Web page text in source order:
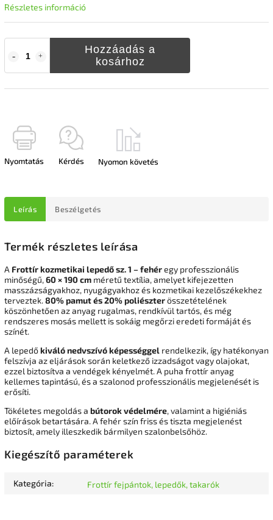
Hozzáadás a
kosárhoz
Részletes információ
Nyomtatás Kérdés Nyomon követés
Leírás Beszélgetés
Termék részletes leírása
A Frottír kozmetikai lepedő sz. 1 – fehéregy professzionális
minőségű,60 × 190 cm méretű textília, amelyet kifejezetten
masszázságyakhoz, nyugágyakhoz és kozmetikai kezelőszékekhez
terveztek.80% pamut és 20% poliészterösszetételének
köszönhetően az anyag rugalmas, rendkívül tartós, és még
rendszeres mosás mellett is sokáig megőrzi eredeti formáját és
színét.
A lepedőkiváló nedvszívó képességgel rendelkezik, így hatékonyan
felszívja az eljárások során keletkező izzadságot vagy olajokat,
ezzel biztosítva a vendégek kényelmét. A puha frottír anyag
kellemes tapintású, és a szalonod professzionális megjelenését is
erősíti.
Tökéletes megoldás a bútorok védelmére, valamint a higiéniás
előírások betartására. A fehér szín friss és tiszta megjelenést
biztosít, amely illeszkedik bármilyen szalonbelsőhöz.
Kiegészítő paraméterek
Kategória: Frottír fejpántok, lepedők, takarók